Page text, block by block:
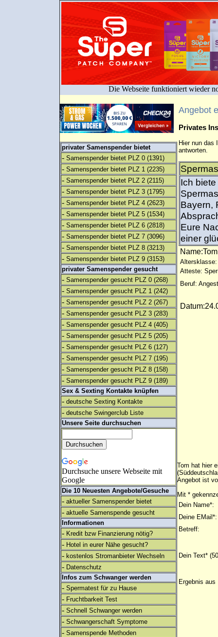
Die Webseite funktioniert wieder
privater Samenspender bietet
- Samenspender bietet PLZ 0 (1391)
- Samenspender bietet PLZ 1 (2235)
- Samenspender bietet PLZ 2 (2115)
- Samenspender bietet PLZ 3 (1795)
- Samenspender bietet PLZ 4 (2623)
- Samenspender bietet PLZ 5 (1534)
- Samenspender bietet PLZ 6 (2818)
- Samenspender bietet PLZ 7 (3096)
- Samenspender bietet PLZ 8 (3213)
- Samenspender bietet PLZ 9 (3153)
privater Samenspender gesucht
- Samenspender gesucht PLZ 0 (268)
- Samenspender gesucht PLZ 1 (242)
- Samenspender gesucht PLZ 2 (267)
- Samenspender gesucht PLZ 3 (283)
- Samenspender gesucht PLZ 4 (405)
- Samenspender gesucht PLZ 5 (205)
- Samenspender gesucht PLZ 6 (127)
- Samenspender gesucht PLZ 7 (195)
- Samenspender gesucht PLZ 8 (158)
- Samenspender gesucht PLZ 9 (189)
Sex & Sexting Kontakte knüpfen
- deutsche Sexting Kontakte
- deutsche Swingerclub Liste
Unsere Seite durchsuchen
Durchsuche unsere Webseite mit
Google
Die 10 Neuesten Angebote/Gesuche
- aktueller Samenspender bietet
- aktuelle Samenspende gesucht
Informationen
- Kredit bzw Finanzierung nötig?
- Hotel in eurer Nähe gesucht?
- kostenlos Stromanbieter Wechseln
- Datenschutz
Infos zum Schwanger werden
- Spermatest für zu Hause
- Fruchtbarkeit Test
- Schnell Schwanger werden
- Schwangerschaft Symptome
- Samenspende Methoden
Angebot
Privates
Hier nun das
antworten.
Ich
Bayern,
Eure
einer
Altersklasse:
Atteste:
Beruf:
Tom hat hier
Angebot ist
Mit *
Dein Name*:
Deine EMail*:
Betreff:
Dein Text*
Ergebnis aus